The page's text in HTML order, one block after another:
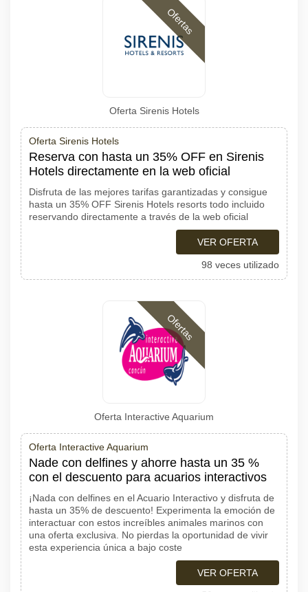
Ofertas
Oferta Sirenis Hotels
Oferta Sirenis Hotels
Reserva con hasta un 35% OFF en Sirenis
Hotels directamente en la web oficial
Disfruta de las mejores tarifas garantizadas y consigue
hasta un 35% OFF Sirenis Hotels resorts todo incluido
reservando directamente a través de la web oficial
VER OFERTA
98 veces utilizado
Ofertas
Oferta Interactive Aquarium
Oferta Interactive Aquarium
Nade con delfines y ahorre hasta un 35 %
con el descuento para acuarios interactivos
¡Nada con delfines en el Acuario Interactivo y disfruta de
hasta un 35% de descuento! Experimenta la emoción de
interactuar con estos increíbles animales marinos con
una oferta exclusiva. No pierdas la oportunidad de vivir
esta experiencia única a bajo coste
VER OFERTA